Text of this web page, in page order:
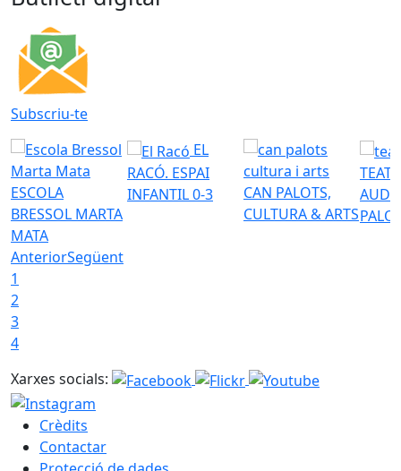
Subscriu-te
ESCOLA
BRESSOL MARTA
MATA
EL
RACÓ. ESPAI
INFANTIL 0-3
CAN PALOTS,
CULTURA & ARTS
AnteriorSegüent
1
2
3
4
Xarxes socials:
Crèdits
Contactar